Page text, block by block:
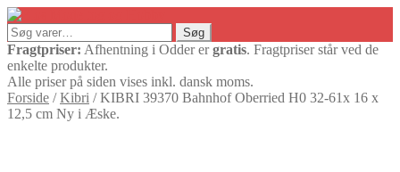
Søg
efter:
Søg
Fragtpriser: Afhentning i Odder ergratis. Fragtpriser står ved de
enkelte produkter.
Alle priser på siden vises inkl. dansk moms.
Forside /Kibri /KIBRI 39370 Bahnhof Oberried H0 32-61x 16 x
12,5 cm Ny i Æske.